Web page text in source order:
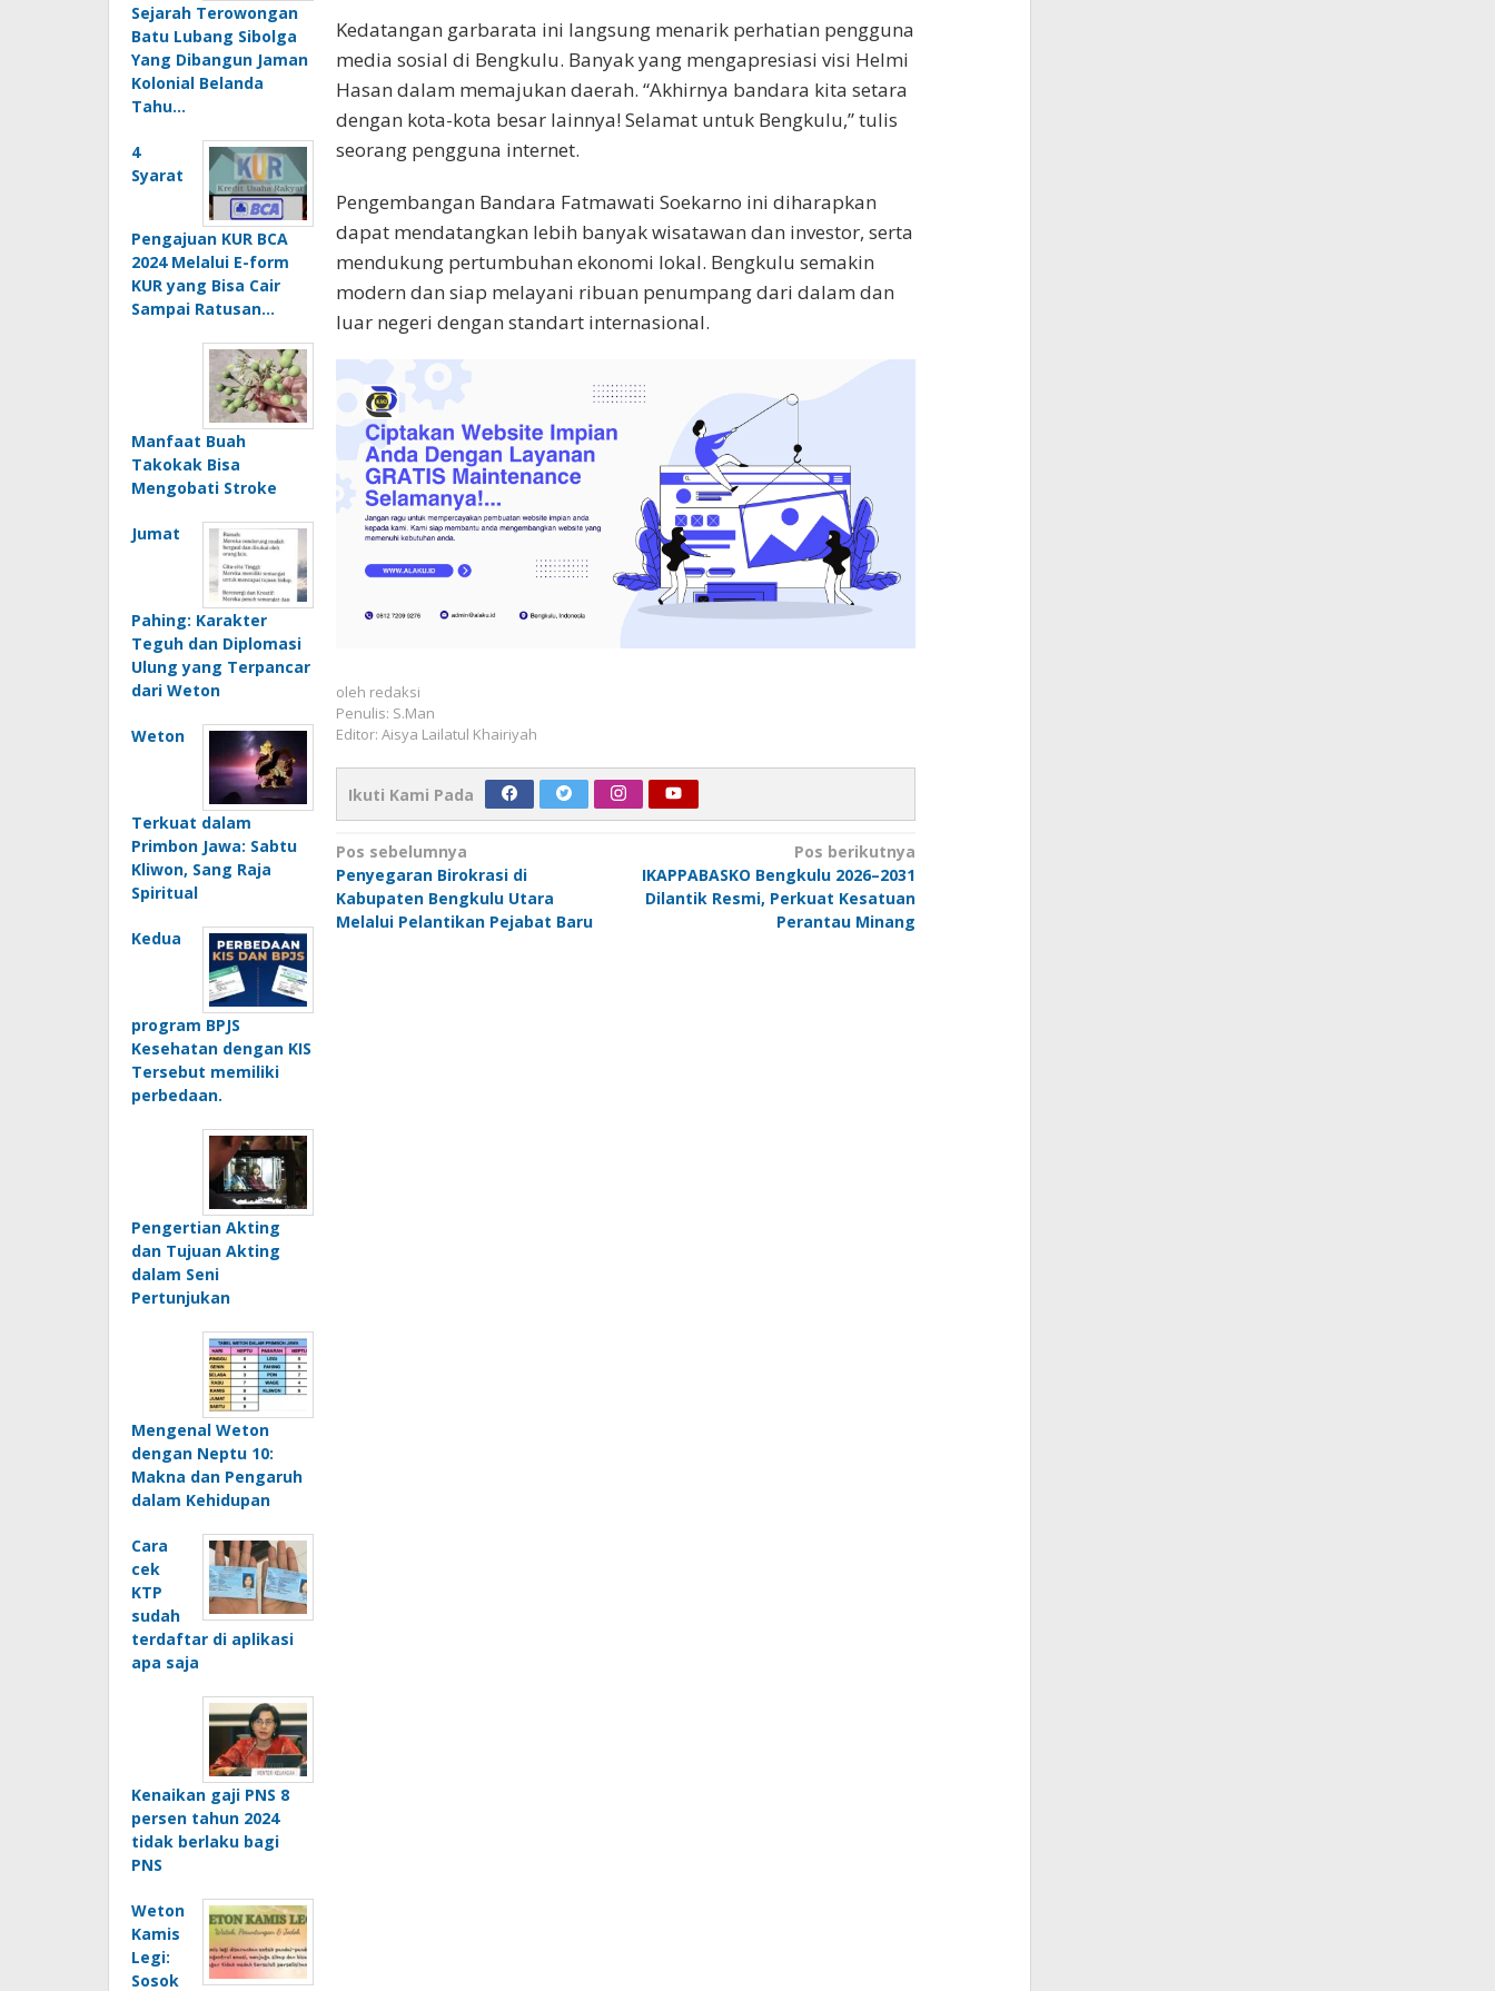
Sejarah Terowongan
Batu Lubang Sibolga
Yang Dibangun Jaman
Kolonial Belanda
Tahu…
4
Syarat
Pengajuan KUR BCA
2024 Melalui E-form
KUR yang Bisa Cair
Sampai Ratusan…
Manfaat Buah
Takokak Bisa
Mengobati Stroke
Jumat
Pahing: Karakter
Teguh dan Diplomasi
Ulung yang Terpancar
dari Weton
Weton
Terkuat dalam
Primbon Jawa: Sabtu
Kliwon, Sang Raja
Spiritual
Kedua
program BPJS
Kesehatan dengan KIS
Tersebut memiliki
perbedaan.
Pengertian Akting
dan Tujuan Akting
dalam Seni
Pertunjukan
Mengenal Weton
dengan Neptu 10:
Makna dan Pengaruh
dalam Kehidupan
Cara
cek
KTP
sudah
terdaftar di aplikasi
apa saja
Kenaikan gaji PNS 8
persen tahun 2024
tidak berlaku bagi
PNS
Weton
Kamis
Legi:
Sosok
Kedatangan garbarata ini langsung menarik perhatian pengguna
media sosial di Bengkulu. Banyak yang mengapresiasi visi Helmi
Hasan dalam memajukan daerah. “Akhirnya bandara kita setara
dengan kota-kota besar lainnya! Selamat untuk Bengkulu,” tulis
seorang pengguna internet.
Pengembangan Bandara Fatmawati Soekarno ini diharapkan
dapat mendatangkan lebih banyak wisatawan dan investor, serta
mendukung pertumbuhan ekonomi lokal. Bengkulu semakin
modern dan siap melayani ribuan penumpang dari dalam dan
luar negeri dengan standart internasional.
oleh redaksi
Penulis: S.Man
Editor: Aisya Lailatul Khairiyah
Ikuti Kami Pada
Navigasi
pos
Pos sebelumnya
Penyegaran Birokrasi di
Kabupaten Bengkulu Utara
Melalui Pelantikan Pejabat Baru
Pos berikutnya
IKAPPABASKO Bengkulu 2026–2031
Dilantik Resmi, Perkuat Kesatuan
Perantau Minang